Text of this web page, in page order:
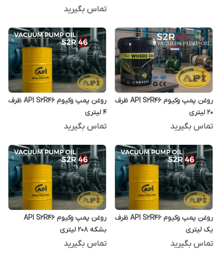
تماس بگیرید
روغن پمپ وکیوم API S2R46 ظرف
20 لیتری
تماس بگیرید
روغن پمپ وکیوم API S2R46 ظرف
4 لیتری
تماس بگیرید
روغن پمپ وکیوم API S2R46 ظرف
یک لیتری
تماس بگیرید
روغن پمپ وکیوم API S2R46
بشکه 208 لیتری
تماس بگیرید